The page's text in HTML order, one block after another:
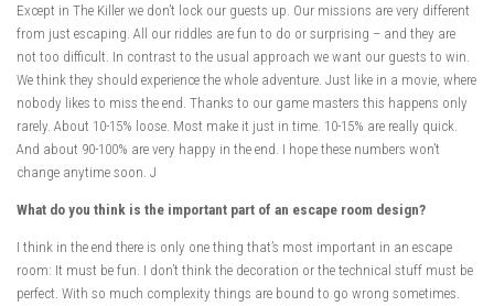
Except in The Killer we don’t lock our guests up. Our missions are very different
from just escaping. All our riddles are fun to do or surprising – and they are
not too difficult. In contrast to the usual approach we want our guests to win.
We think they should experience the whole adventure. Just like in a movie, where
nobody likes to miss the end. Thanks to our game masters this happens only
rarely. About 10-15% loose. Most make it just in time. 10-15% are really quick.
And about 90-100% are very happy in the end. I hope these numbers won’t
change anytime soon. J
What do you think is the important part of an escape room design?
I think in the end there is only one thing that’s most important in an escape
room: It must be fun. I don’t think the decoration or the technical stuff must be
perfect. With so much complexity things are bound to go wrong sometimes.